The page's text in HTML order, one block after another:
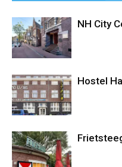
NH City
Hostel